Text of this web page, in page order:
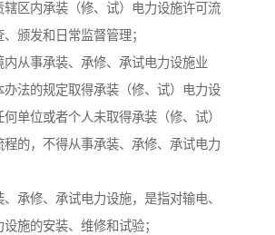
辖区内承装（修、试）电力设施许可流
颁发和日常监督管理；
从事承装、承修、承试电力设施业
办法的规定取得承装（修、试）电力设
单位或者个人未取得承装（修、试）
程的，不得从事承装、承修、承试电力
承修、承试电力设施，是指对输电、
施的安装、维修和试验；